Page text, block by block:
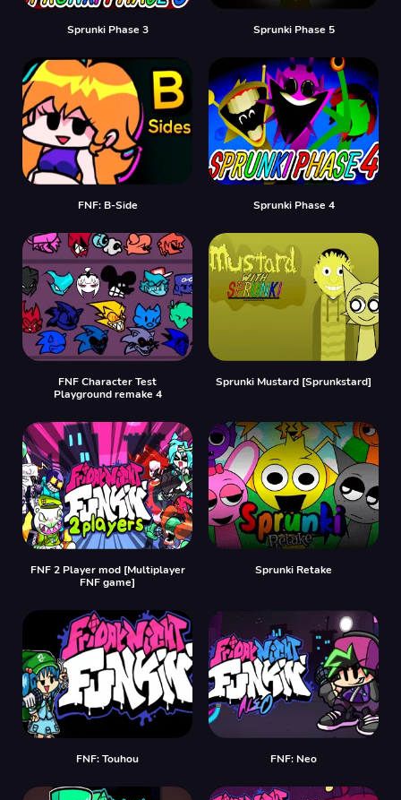
Sprunki Phase 3 Sprunki Phase 5
FNF: B-Side Sprunki Phase 4
FNF Character Test
Playground remake 4
Sprunki Mustard [Sprunkstard]
FNF 2 Player mod [Multiplayer
FNF game]
Sprunki Retake
FNF: Touhou FNF: Neo